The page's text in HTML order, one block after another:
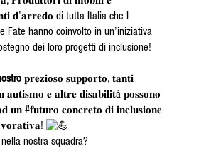
𝐝’𝐚𝐫𝐫𝐞𝐝𝐨 di tutta Italia che I
Fate hanno coinvolto in un’iniziativa
dei loro progetti di inclusione!
𝐩𝐫𝐞𝐳𝐢𝐨𝐬𝐨 𝐬𝐮𝐩𝐩𝐨𝐫𝐭𝐨, 𝐭𝐚𝐧𝐭𝐢
𝐚𝐮𝐭𝐢𝐬𝐦𝐨 𝐞 𝐚𝐥𝐭𝐫𝐞 𝐝𝐢𝐬𝐚𝐛𝐢𝐥𝐢𝐭à 𝐩𝐨𝐬𝐬𝐨𝐧𝐨
𝐮𝐧 #𝐟𝐮𝐭𝐮𝐫𝐨 𝐜𝐨𝐧𝐜𝐫𝐞𝐭𝐨 𝐝𝐢 𝐢𝐧𝐜𝐥𝐮𝐬𝐢𝐨𝐧𝐞
nostra squadra?